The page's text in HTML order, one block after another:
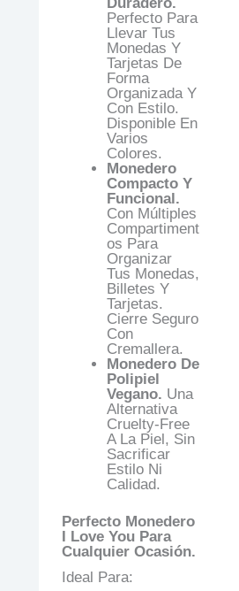
Perfecto Para
Llevar Tus
Monedas Y
Tarjetas De
Forma
Organizada Y
Con Estilo.
Disponible En
Varios
Colores.
Monedero
Compacto Y
Funcional.
Con Múltiples
Compartiment
Os Para
Organizar
Tus Monedas,
Billetes Y
Tarjetas.
Cierre Seguro
Con
Cremallera.
Monedero De
Polipiel
Vegano. Una
Alternativa
Cruelty-Free
A La Piel, Sin
Sacrificar
Estilo Ni
Calidad.
Perfecto Monedero
I Love You Para
Cualquier Ocasión.
Ideal Para: